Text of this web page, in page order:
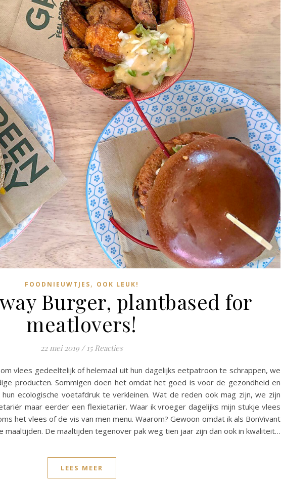
FOODNIEUWTJES, OOK LEUK!
Burger, plantbased for
meatlovers!
22 mei 2019 / 15 Reacties
vlees gedeeltelijk of helemaal uit hun dagelijks eetpatroon te schrappen, we
producten. Sommigen doen het omdat het goed is voor de gezondheid en
ecologische voetafdruk te verkleinen. Wat de reden ook mag zijn, we zijn
maar eerder een flexietariër. Waar ik vroeger dagelijks mijn stukje vlees
het vlees of de vis van men menu. Waarom? Gewoon omdat ik als BonVivant
maaltijden. De maaltijden tegenover pak weg tien jaar zijn dan ook in kwaliteit…
LEES MEER